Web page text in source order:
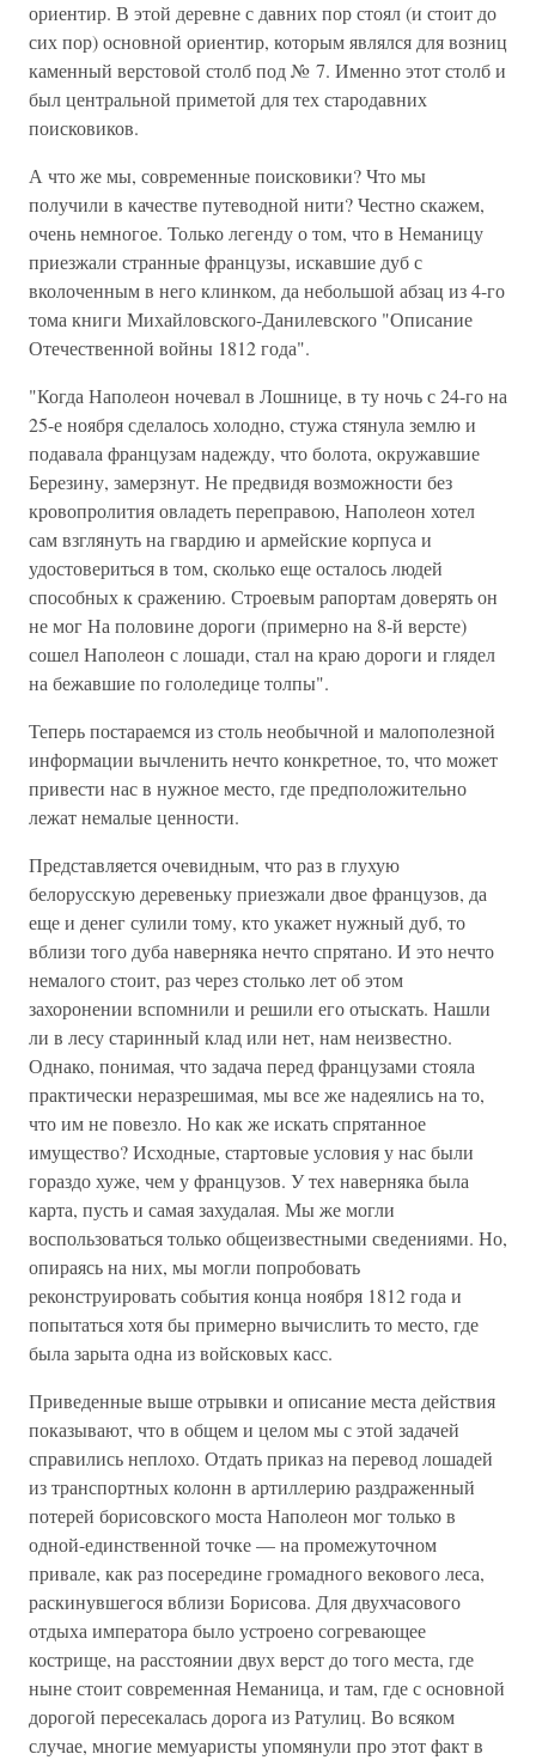
ориентир. В этой деревне с давних пор стоял (и стоит до
сих пор) основной ориентир, которым являлся для возниц
каменный верстовой столб под № 7. Именно этот столб и
был центральной приметой для тех стародавних
поисковиков.
А что же мы, современные поисковики? Что мы
получили в качестве путеводной нити? Честно скажем,
очень немногое. Только легенду о том, что в Неманицу
приезжали странные французы, искавшие дуб с
вколоченным в него клинком, да небольшой абзац из 4-го
тома книги Михайловского-Данилевского "Описание
Отечественной войны 1812 года".
"Когда Наполеон ночевал в Лошнице, в ту ночь с 24-го на
25-е ноября сделалось холодно, стужа стянула землю и
подавала французам надежду, что болота, окружавшие
Березину, замерзнут. Не предвидя возможности без
кровопролития овладеть переправою, Наполеон хотел
сам взглянуть на гвардию и армейские корпуса и
удостовериться в том, сколько еще осталось людей
способных к сражению. Строевым рапортам доверять он
не мог На половине дороги (примерно на 8-й версте)
сошел Наполеон с лошади, стал на краю дороги и глядел
на бежавшие по гололедице толпы".
Теперь постараемся из столь необычной и малополезной
информации вычленить нечто конкретное, то, что может
привести нас в нужное место, где предположительно
лежат немалые ценности.
Представляется очевидным, что раз в глухую
белорусскую деревеньку приезжали двое французов, да
еще и денег сулили тому, кто укажет нужный дуб, то
вблизи того дуба наверняка нечто спрятано. И это нечто
немалого стоит, раз через столько лет об этом
захоронении вспомнили и решили его отыскать. Нашли
ли в лесу старинный клад или нет, нам неизвестно.
Однако, понимая, что задача перед французами стояла
практически неразрешимая, мы все же надеялись на то,
что им не повезло. Но как же искать спрятанное
имущество? Исходные, стартовые условия у нас были
гораздо хуже, чем у французов. У тех наверняка была
карта, пусть и самая захудалая. Мы же могли
воспользоваться только общеизвестными сведениями. Но,
опираясь на них, мы могли попробовать
реконструировать события конца ноября 1812 года и
попытаться хотя бы примерно вычислить то место, где
была зарыта одна из войсковых касс.
Приведенные выше отрывки и описание места действия
показывают, что в общем и целом мы с этой задачей
справились неплохо. Отдать приказ на перевод лошадей
из транспортных колонн в артиллерию раздраженный
потерей борисовского моста Наполеон мог только в
одной-единственной точке — на промежуточном
привале, как раз посередине громадного векового леса,
раскинувшегося вблизи Борисова. Для двухчасового
отдыха императора было устроено согревающее
кострище, на расстоянии двух верст до того места, где
ныне стоит современная Неманица, и там, где с основной
дорогой пересекалась дорога из Ратулиц. Во всяком
случае, многие мемуаристы упомянули про этот факт в